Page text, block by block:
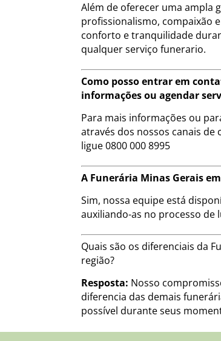
Além de oferecer uma ampla
profissionalismo, compaixão
conforto e tranquilidade
qualquer serviço funerario.
Como posso entrar em
informações ou agendar
Para mais informações ou
através dos nossos canais de
ligue 0800 000 8995
A Funerária Minas Gerais
Sim, nossa equipe está
auxiliando-as no processo de
Quais são os diferenciais da
região?
Resposta: Nosso
diferencia das demais
possível durante seus